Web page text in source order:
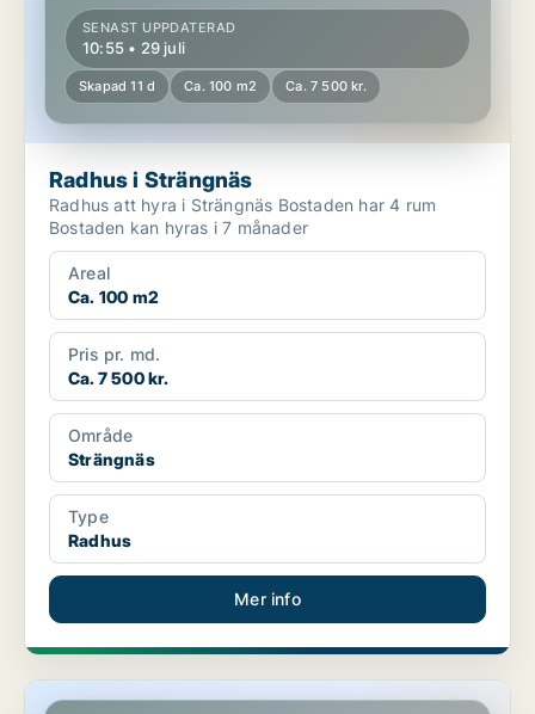
SENAST UPPDATERAD
10:55 • 29 juli
Skapad 11 d Ca. 100 m2 Ca. 7 500 kr.
Radhus i Strängnäs
Radhus att hyra i Strängnäs Bostaden har 4 rum
Bostaden kan hyras i 7 månader
Areal
Ca. 100 m2
Pris pr. md.
Ca. 7 500 kr.
Område
Strängnäs
Type
Radhus
Mer info
Radhus i Eskilstuna, Torshälla